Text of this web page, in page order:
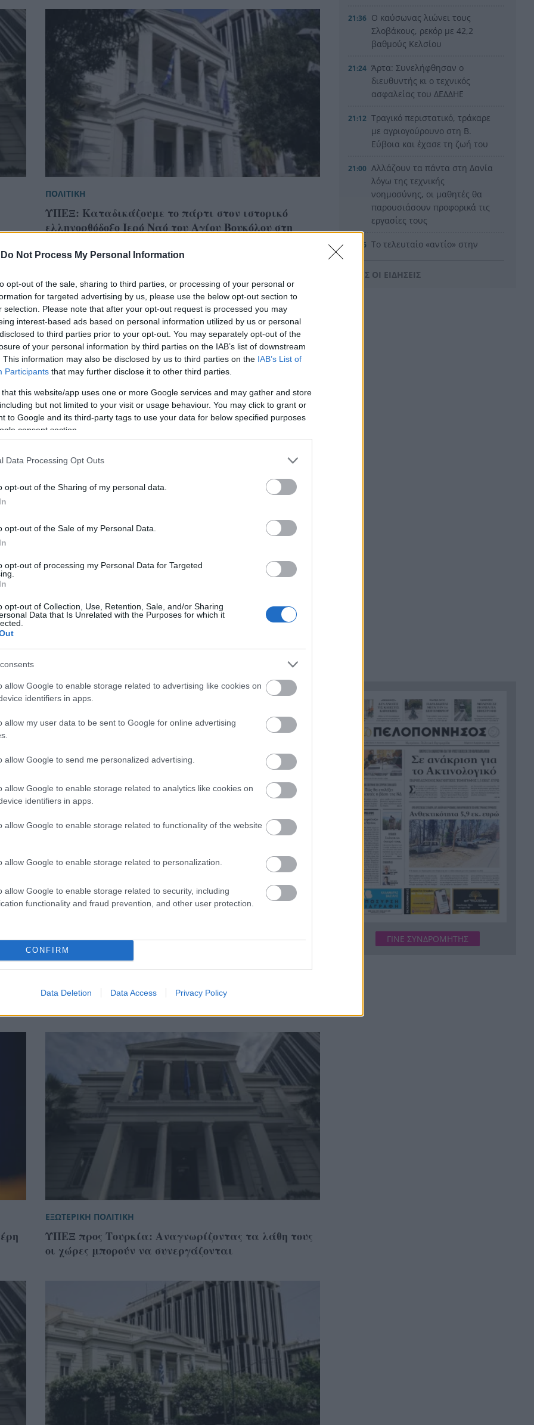
Do Not Process My Personal Information
opt-out of the sale, sharing to third parties, or processing of your personal or
for targeted advertising by us, please use the below opt-out section to
selection. Please note that after your opt-out request is processed you may
interest-based ads based on personal information utilized by us or personal
to third parties prior to your opt-out. You may separately opt-out of the
of your personal information by third parties on the IAB’s list of downstream
This information may also be disclosed by us to third parties on the IAB’s List of
Participants that may further disclose it to other third parties.
that this website/app uses one or more Google services and may gather and store
but not limited to your visit or usage behaviour. You may click to grant or
to Google and its third-party tags to use your data for below specified purposes
consent section.
Data Processing Opt Outs
opt-out of the Sharing of my personal data.
opt-out of the Sale of my Personal Data.
opt-out of processing my Personal Data for Targeted
opt-out of Collection, Use, Retention, Sale, and/or Sharing
Data that Is Unrelated with the Purposes for which it
allow Google to enable storage related to advertising like cookies on
identifiers in apps.
allow my user data to be sent to Google for online advertising
allow Google to send me personalized advertising.
allow Google to enable storage related to analytics like cookies on
identifiers in apps.
allow Google to enable storage related to functionality of the website
allow Google to enable storage related to personalization.
allow Google to enable storage related to security, including
functionality and fraud prevention, and other user protection.
CONFIRM
Data Deletion Data Access Privacy Policy
ΠΟΛΙΤΙΚΗ
ΥΠΕΞ: Καταδικάζουμε το πάρτι στον ιστορικό
ελληνορθόδοξο Ιερό Ναό του Αγίου Βουκόλου στη
ΕΞΩΤΕΡΙΚΗ ΠΟΛΙΤΙΚΗ
Ενεργοποιήθηκε η Μονάδα Διαχείρισης Κρίσεων του
Υπουργείου Εξωτερικών μετά τα γεγονότα στη
ΠΟΛΙΤΙΚΗ
από την κράτηση Μπελέρη
ΠΟΛΙΤΙΚΗ
Δένδιας: «Είμαι εξαιρετικά περήφανος για το τι
έγινε στο ΥΠΕΞ τα τέσσερα χρόνια»
ΕΞΩΤΕΡΙΚΗ ΠΟΛΙΤΙΚΗ
ΥΠΕΞ προς Τουρκία: Αναγνωρίζοντας τα λάθη τους
οι χώρες μπορούν να συνεργάζονται
21:36 Ο καύσωνας λιώνει τους
Σλοβάκους, ρεκόρ με 42,2
βαθμούς Κελσίου
21:24 Άρτα: Συνελήφθησαν ο
διευθυντής κι ο τεχνικός
ασφαλείας του ΔΕΔΔΗΕ
21:12 Τραγικό περιστατικό, τράκαρε
με αγριογούρουνο στη Β.
Εύβοια και έχασε τη ζωή του
21:00 Αλλάζουν τα πάντα στη Δανία
λόγω της τεχνικής
νοημοσύνης, οι μαθητές θα
παρουσιάσουν προφορικά τις
εργασίες τους
20:36 Το τελευταίο «αντίο» στην
συντονιστή που σκοτώθηκε
Ελίζαμπεθ Ρος
Φρίκη στη Βραζιλία σκότωσαν
15χρονο ποδοσφαιριστή σε
αγώνα ερασιτεχνικού
ποδοσφαίρου, ΒΙΝΤΕΟ
19:07 Της δώρισε το ήπαρ του και
μετά παντρεύεται τον αδελφό
του
Πώς να βρω κάποιον από
φωτογραφία: 5 Μέθοδοι που
Λειτουργούν
19:00 Σε 24 ώρες 44 πυρκαγιές, οι 8
εξακολουθούν να απασχολούν
τις πυροσβεστικές δυνάμεις
18:47
ΟΛΕΣ ΟΙ ΕΙΔΗΣΕΙΣ
ΓΙΝΕ ΣΥΝΔΡΟΜΗΤΗΣ